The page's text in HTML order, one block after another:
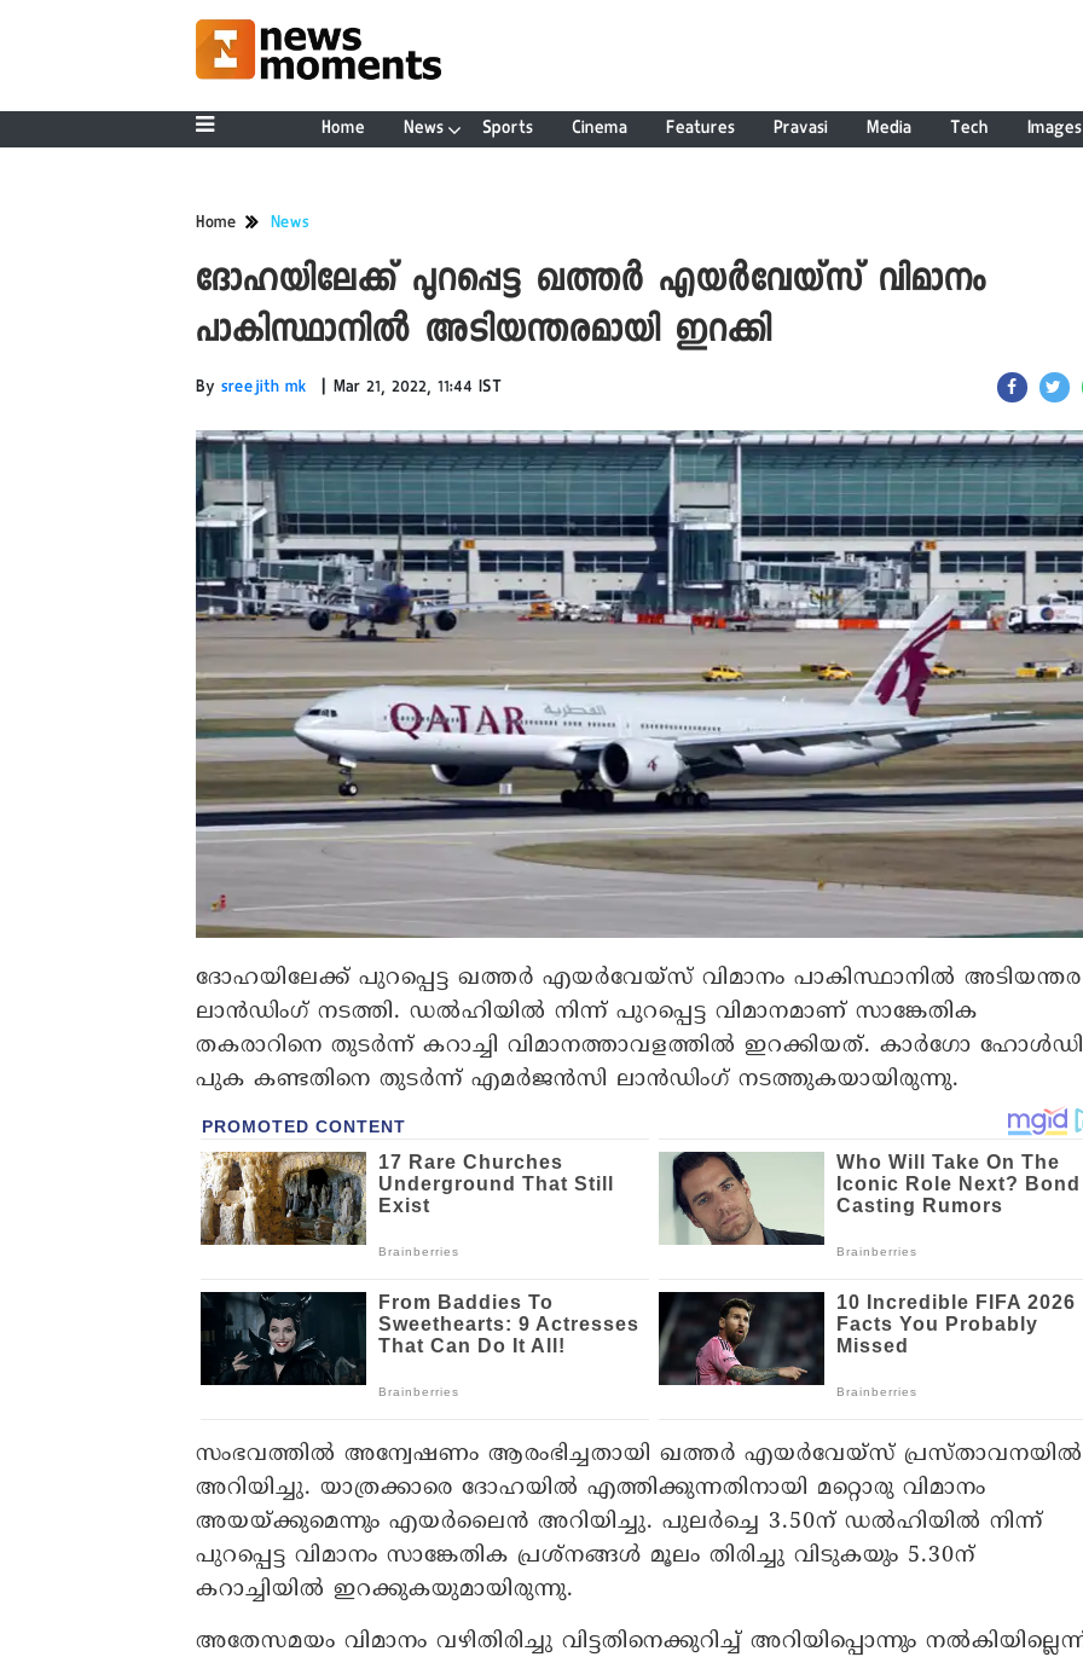
Home News Sports Cinema Features Pravasi Media Tech Images
Home News
ദോഹയിലേക്ക് പുറപ്പെട്ട ഖത്തര്‍ എയര്‍വേയ്‌സ് വിമാനം
പാകിസ്ഥാനില്‍ അടിയന്തരമായി ഇറക്കി
By sreejith mk | Mar 21, 2022, 11:44 IST
ദോഹയിലേക്ക് പുറപ്പെട്ട ഖത്തര്‍ എയര്‍വേയ്‌സ് വിമാനം പാകിസ്ഥാനില്‍ അടിയന്തര
ലാന്‍ഡിംഗ് നടത്തി. ഡല്‍ഹിയില്‍ നിന്ന് പുറപ്പെട്ട വിമാനമാണ് സാങ്കേതിക
തകരാറിനെ തുടര്‍ന്ന് കറാച്ചി വിമാനത്താവളത്തില്‍ ഇറക്കിയത്. കാര്‍ഗോ
പുക കണ്ടതിനെ തുടര്‍ന്ന് എമര്‍ജന്‍സി ലാന്‍ഡിംഗ് നടത്തുകയായിരുന്നു.
സംഭവത്തില്‍ അന്വേഷണം ആരംഭിച്ചതായി ഖത്തര്‍ എയര്‍വേയ്‌സ് പ്രസ്താവനയില്‍
അറിയിച്ചു. യാത്രക്കാരെ ദോഹയില്‍ എത്തിക്കുന്നതിനായി മറ്റൊരു വിമാനം
അയയ്ക്കുമെന്നും എയര്‍ലൈന്‍ അറിയിച്ചു. പുലര്‍ച്ചെ 3.50ന് ഡല്‍ഹിയില്‍ നിന്ന്
പുറപ്പെട്ട വിമാനം സാങ്കേതിക പ്രശ്‌നങ്ങള്‍ മൂലം തിരിച്ചു വിടുകയും 5.30ന്
കറാച്ചിയില്‍ ഇറക്കുകയുമായിരുന്നു.
അതേസമയം വിമാനം വഴിതിരിച്ചു വിട്ടതിനെക്കുറിച്ച് അറിയിപ്പൊന്നും